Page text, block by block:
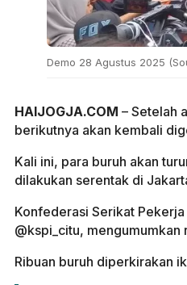
Demo 28 Agustus 2025
HAIJOGJA.COM – Setelah
berikutnya akan kembali
Kali ini, para buruh akan
dilakukan serentak di
Konfederasi Serikat
@kspi_citu,
Ribuan buruh diperkirakan